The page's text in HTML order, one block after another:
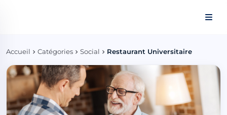
Accueil Catégories Social Restaurant Universitaire